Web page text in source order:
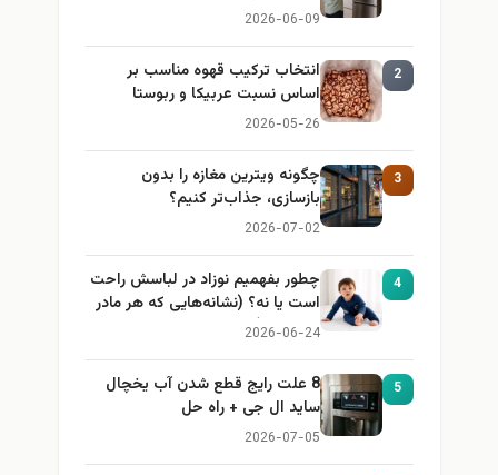
2026-06-09
2
انتخاب ترکیب قهوه مناسب بر
اساس نسبت عربیکا و ربوستا
2026-05-26
3
چگونه ویترین مغازه را بدون
بازسازی، جذاب‌تر کنیم؟
2026-07-02
4
چطور بفهمیم نوزاد در لباسش راحت
است یا نه؟ (نشانه‌هایی که هر مادر
باید بداند)
2026-06-24
5
8 علت رایج قطع شدن آب یخچال
ساید ال جی + راه حل
2026-07-05